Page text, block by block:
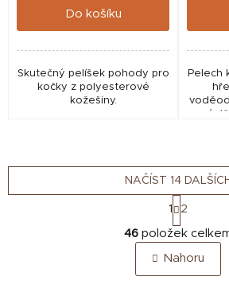
Do košíku
Skutečný pelíšek pohody pro
kočky z polyesterové
kožešiny.
Pelech
O
v
l
á
NAČÍST 14
S
t
r
á
n
k
1 2
46 položek
Nahoru